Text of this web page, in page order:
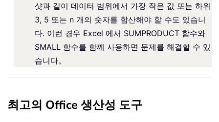
샷과 같이 데이터 범위에서 가장 작은 값 또는 하위
3, 5 또는 n 개의 숫자를 합산해야 할 수도 있습니
다. 이런 경우 Excel 에서 SUMPRODUCT 함수와
SMALL 함수를 함께 사용하면 문제를 해결할 수 있
습니다。
최고의 Office 생산성 도구